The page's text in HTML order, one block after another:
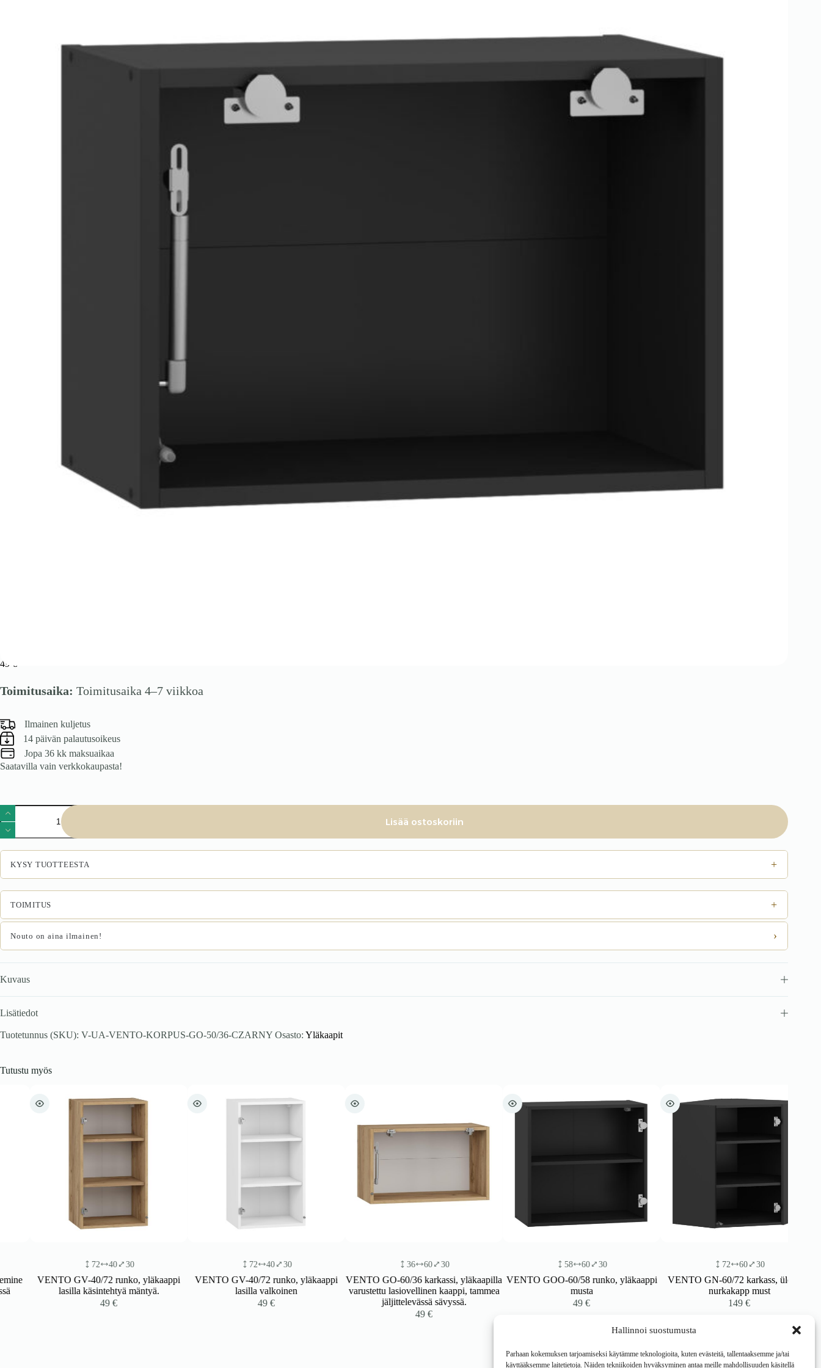
Hallinnoi suostumusta
Parhaan kokemuksen tarjoamiseksi käytämme teknologioita, kuten evästeitä, tallentaaksemme ja/tai
käyttääksemme laitetietoja. Näiden tekniikoiden hyväksyminen antaa meille mahdollisuuden käsitellä
49 €
Toimitusaika: Toimitusaika 4–7 viikkoa
Ilmainen kuljetus
14 päivän palautusoikeus
Jopa 36 kk maksuaikaa
Saatavilla vain verkkokaupasta!
VENTO
GO-
50/36
karkass,
ülemine
kapott
määrä
Lisää ostoskoriin
KYSY TUOTTEESTA +
TOIMITUS +
Nouto on aina ilmainen! ›
Kuvaus
Lisätiedot
Tuotetunnus (SKU): V-UA-VENTO-KORPUS-GO-50/36-CZARNY Osasto: Yläkaapit
Tutustu myös
60 30
VENTO GOO-60/58 runko, yläkaappi
60 30
VENTO GN-60/72 karkass, ülemine
nurkakapp must
40 30
VENTO GV-40/72 runko, yläkaappi
lasilla käsintehtyä mäntyä.
40 30
VENTO GV-40/72 runko, yläkaappi
lasilla valkoinen
60 30
VENTO GO-60/36 karkassi, yläkaapilla
varustettu lasiovellinen kaappi, tammea
jäljittelevässä sävyssä.